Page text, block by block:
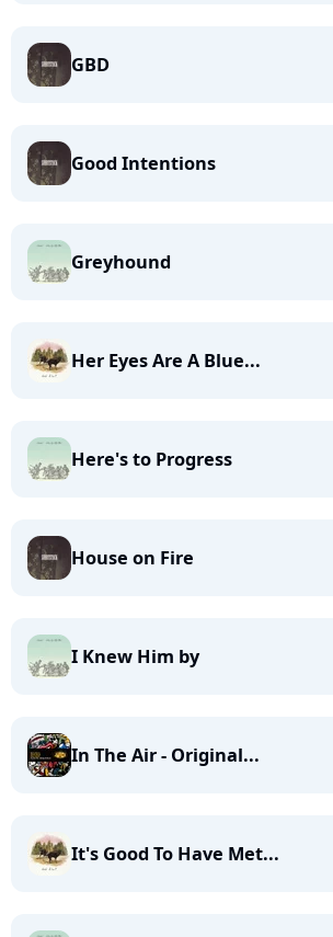
GBD
Good Intentions
Greyhound
Her Eyes Are A Blue...
Here's to Progress
House on Fire
I Knew Him by
In The Air - Original...
It's Good To Have Met...